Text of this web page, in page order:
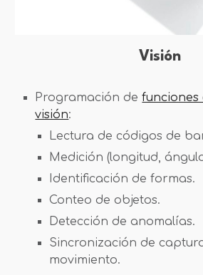
Visión
Programación defunciones
visión:
Lectura de códigos de
Medición (longitud,
Identificación de formas.
Conteo de objetos.
Detección de anomalías.
Sincronización de
movimiento.